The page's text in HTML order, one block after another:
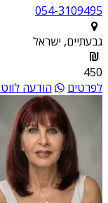
054-3109495
גבעתיים, ישראל
450
לפרטים
הודעה